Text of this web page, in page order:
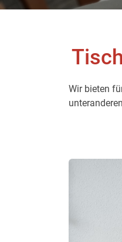
Wir bieten